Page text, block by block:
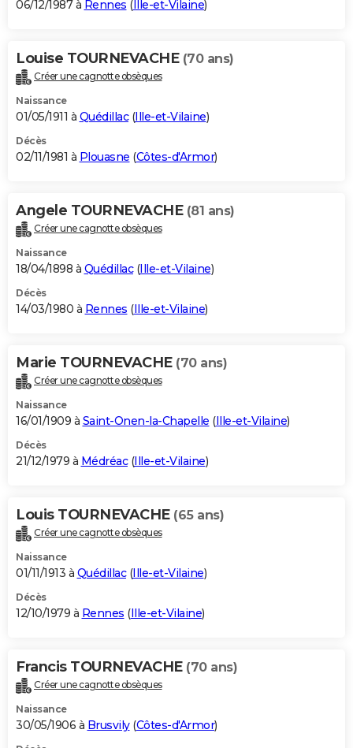
06/12/1987 à Rennes (Ille-et-Vilaine)
Louise TOURNEVACHE (70 ans)
Créer une cagnotte obsèques
Naissance
01/05/1911 à Quédillac(Ille-et-Vilaine)
Décès
02/11/1981 à Plouasne (Côtes-d'Armor)
Angele TOURNEVACHE (81 ans)
Créer une cagnotte obsèques
Naissance
18/04/1898 à Quédillac(Ille-et-Vilaine)
Décès
14/03/1980 à Rennes (Ille-et-Vilaine)
Marie TOURNEVACHE (70 ans)
Créer une cagnotte obsèques
Naissance
16/01/1909 à Saint-Onen-la-Chapelle (Ille-et-Vilaine)
Décès
21/12/1979 à Médréac(Ille-et-Vilaine)
Louis TOURNEVACHE (65 ans)
Créer une cagnotte obsèques
Naissance
01/11/1913 à Quédillac(Ille-et-Vilaine)
Décès
12/10/1979 à Rennes (Ille-et-Vilaine)
Francis TOURNEVACHE (70 ans)
Créer une cagnotte obsèques
Naissance
30/05/1906 à Brusvily(Côtes-d'Armor)